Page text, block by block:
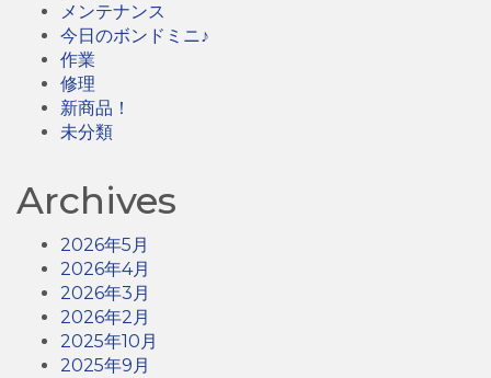
メンテナンス
今日のボンドミニ♪
作業
修理
新商品！
未分類
Archives
2026年5月
2026年4月
2026年3月
2026年2月
2025年10月
2025年9月